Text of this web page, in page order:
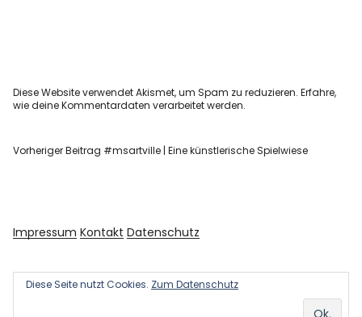
Diese Website verwendet Akismet, um Spam zu reduzieren.Erfahre,
wie deine Kommentardaten verarbeitet werden.
Vorheriger Beitrag #msartville | Eine künstlerische Spielwiese
Impressum Kontakt Datenschutz
Diese Seite nutzt Cookies. Zum Datenschutz